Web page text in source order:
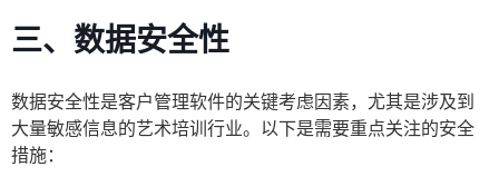
三、数据安全性
数据安全性是客户管理软件的关键考虑因素，尤其是涉及到
大量敏感信息的艺术培训行业。以下是需要重点关注的安全
措施：